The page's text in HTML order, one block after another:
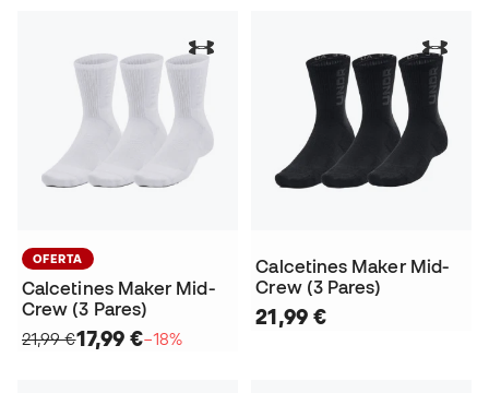
OFERTA
Calcetines Maker Mid-
Crew (3 Pares)
21,99 €17,99 €−18%
Calcetines Maker Mid-
Crew (3 Pares)
21,99 €